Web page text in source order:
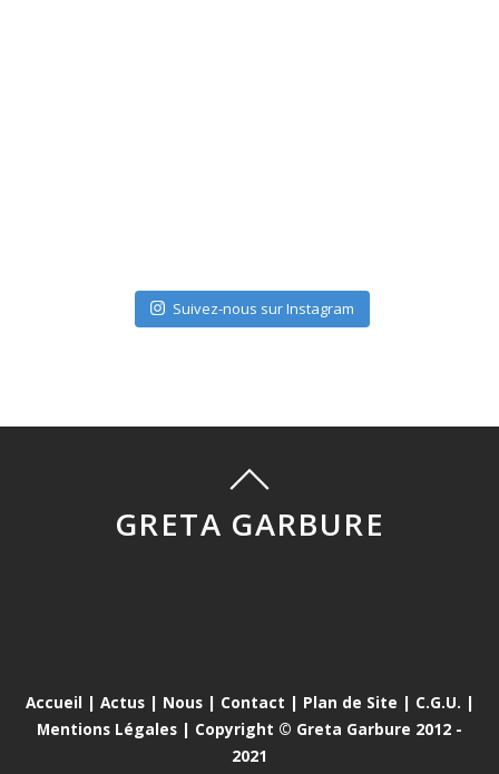
Suivez-nous sur Instagram
GRETA GARBURE
Accueil | Actus| Nous| Contact | Plan de Site | C.G.U. |
Mentions Légales | Copyright © Greta Garbure 2012 -
2021